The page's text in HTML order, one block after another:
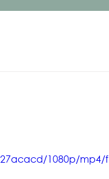
1080p/mp4/f